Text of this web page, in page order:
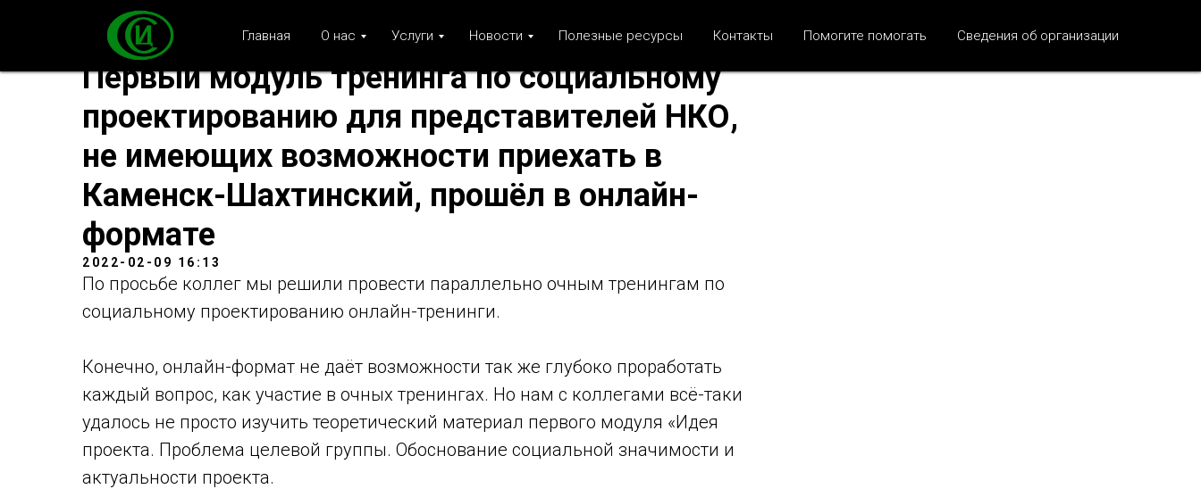
Главная О нас Услуги Новости Полезные ресурсы Контакты Помогите помогать Сведения об организации
Первый модуль тренинга по социальному
проектированию для представителей НКО,
не имеющих возможности приехать в
Каменск-Шахтинский, прошёл в онлайн-
формате
2022-02-09 16:13
По просьбе коллег мы решили провести параллельно очным тренингам по
социальному проектированию онлайн-тренинги.
Конечно, онлайн-формат не даёт возможности так же глубоко проработать
каждый вопрос, как участие в очных тренингах. Но нам с коллегами всё-таки
удалось не просто изучить теоретический материал первого модуля «Идея
проекта. Проблема целевой группы. Обоснование социальной значимости и
актуальности проекта.